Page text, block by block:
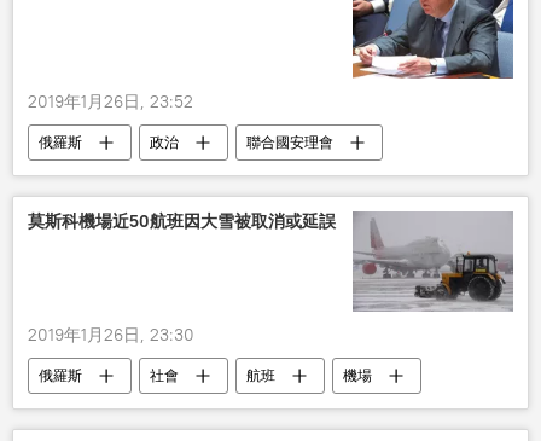
2019年1月26日, 23:52
俄羅斯 政治
聯合國安理會
制裁
瓦西里•涅邊賈
莫斯科機場近50航班因大雪被取消或延誤
2019年1月26日, 23:30
俄羅斯 社會 航班
機場
取消
大雪